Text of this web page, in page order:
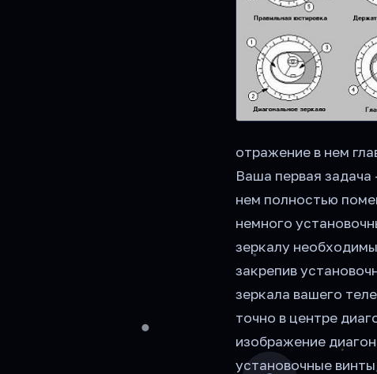
отражение в нем
Ваша первая задача
нем полностью
немного
зеркалу
закрепив
зеркала вашего
точно в центре
изображение
установочные